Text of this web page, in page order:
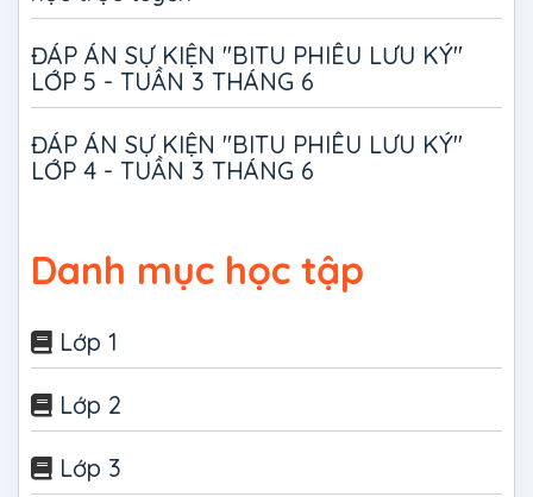
ĐÁP ÁN SỰ KIỆN "BITU PHIÊU LƯU KÝ"
LỚP 5 - TUẦN 3 THÁNG 6
ĐÁP ÁN SỰ KIỆN "BITU PHIÊU LƯU KÝ"
LỚP 4 - TUẦN 3 THÁNG 6
Danh mục học tập
Lớp 1
Lớp 2
Lớp 3